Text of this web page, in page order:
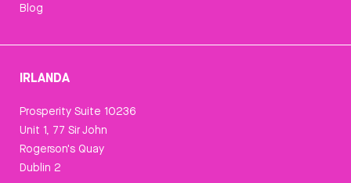
Blog
IRLANDA
Prosperity Suite 10236
Unit 1, 77 Sir John
Rogerson's Quay
Dublin 2